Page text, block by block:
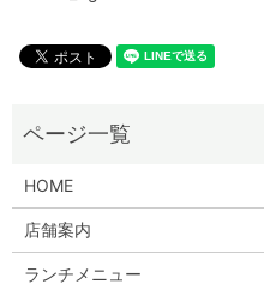
HOME
店舗案内
ランチメニュー